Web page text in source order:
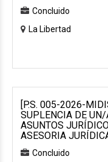
Concluido
La Libertad
[P.S. 005-2026-
SUPLENCIA DE
ASUNTOS
ASESORIA
Concluido